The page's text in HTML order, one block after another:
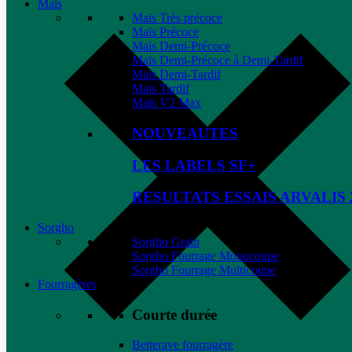
Maïs
Maïs Très précoce
Maïs Précoce
Maïs Demi-Précoce
Maïs Demi-Précoce à Demi-Tardif
Maïs Demi-Tardif
Maïs Tardif
Maïs V2 Max
NOUVEAUTES
LES LABELS SF+
RESULTATS ESSAIS ARVALIS
Sorgho
Sorgho Grain
Sorgho Fourrage Monocoupe
Sorgho Fourrage Multicoupe
Fourragères
Courte durée
Betterave fourragère